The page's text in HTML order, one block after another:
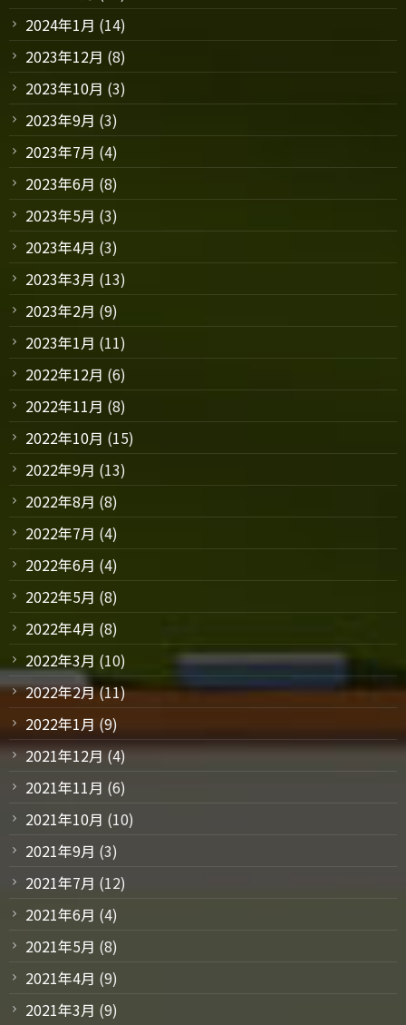
2024年1月 (14)
2023年12月 (8)
2023年10月 (3)
2023年9月 (3)
2023年7月 (4)
2023年6月 (8)
2023年5月 (3)
2023年4月 (3)
2023年3月 (13)
2023年2月 (9)
2023年1月 (11)
2022年12月 (6)
2022年11月 (8)
2022年10月 (15)
2022年9月 (13)
2022年8月 (8)
2022年7月 (4)
2022年6月 (4)
2022年5月 (8)
2022年4月 (8)
2022年3月 (10)
2022年2月(11)
2022年1月 (9)
2021年12月 (4)
2021年11月 (6)
2021年10月 (10)
2021年9月 (3)
2021年7月 (12)
2021年6月 (4)
2021年5月 (8)
2021年4月 (9)
2021年3月 (9)